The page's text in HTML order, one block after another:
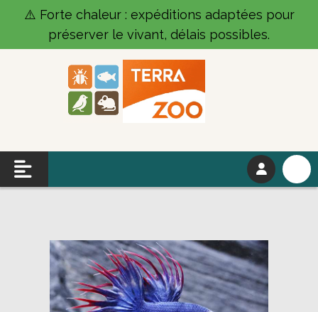
⚠️ Forte chaleur : expéditions adaptées pour
préserver le vivant, délais possibles.